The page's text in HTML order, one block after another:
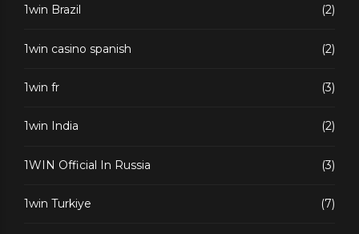
1win Brazil (2)
1win casino spanish (2)
1win fr (3)
1win India (2)
1WIN Official In Russia (3)
1win Turkiye (7)